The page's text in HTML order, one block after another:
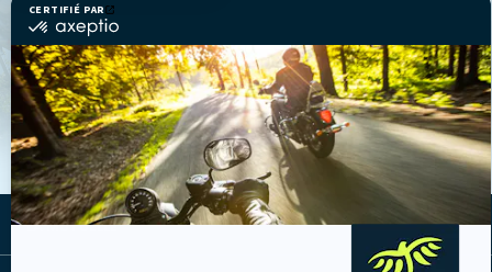
CERTIFIÉ PAR
certifié
Axeptio
-
En
savoir
plus
sur
Axeptio
VOIR LES ACTUS
LA MUTUELLE